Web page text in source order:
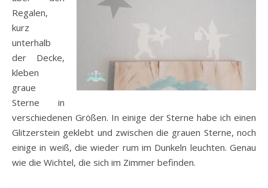
Regalen,
kurz
unterhalb
der Decke,
kleben
graue
Sterne in
verschiedenen Größen. In einige der Sterne habe ich einen
Glitzerstein geklebt und zwischen die grauen Sterne, noch
einige in weiß, die wieder rum im Dunkeln leuchten. Genau
wie die Wichtel, die sich im Zimmer befinden.